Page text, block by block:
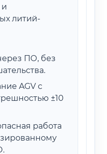
и
литий-
ПО, без
AGV с
±10
работа